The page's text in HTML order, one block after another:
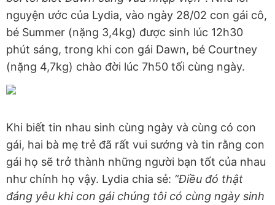
nguyện ước của Lydia, vào ngày 28/02 con gái cô,
bé Summer (nặng 3,4kg) được sinh lúc 12h30
phút sáng, trong khi con gái Dawn, bé Courtney
(nặng 4,7kg) chào đời lúc 7h50 tối cùng ngày.
Khi biết tin nhau sinh cùng ngày và cùng có con
gái, hai bà mẹ trẻ đã rất vui sướng và tin rằng con
gái họ sẽ trở thành những người bạn tốt của nhau
như chính họ vậy. Lydia chia sẻ: “Điều đó thật
đáng yêu khi con gái chúng tôi có cùng ngày sinh